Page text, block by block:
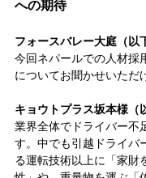
への期待
フォースバレー大庭（以
今回ネパールでの人材採
についてお聞かせいただ
キョウトプラス坂本様（
業界全体でドライバー不
す。中でも引越ドライバ
る運転技術以上に「家財